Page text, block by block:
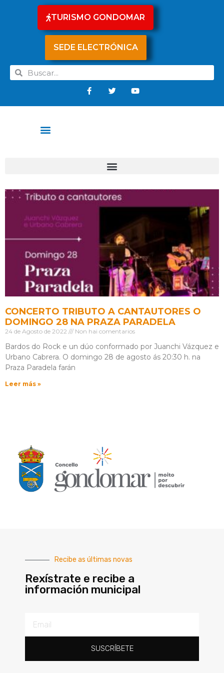
TURISMO GONDOMAR
SEDE ELECTRÓNICA
CONCERTO TRIBUTO A CANTAUTORES O
DOMINGO 28 NA PRAZA PARADELA
24 de Agosto de 2022 Non hai comentarios
Bardos do Rock e un dúo conformado por Juanchi Vázquez e
Urbano Cabrera. O domingo 28 de agosto ás 20:30 h. na
Praza Paradela farán
Leer más »
Recibe as últimas novas
Rexístrate e recibe a
información municipal
SUSCRÍBETE